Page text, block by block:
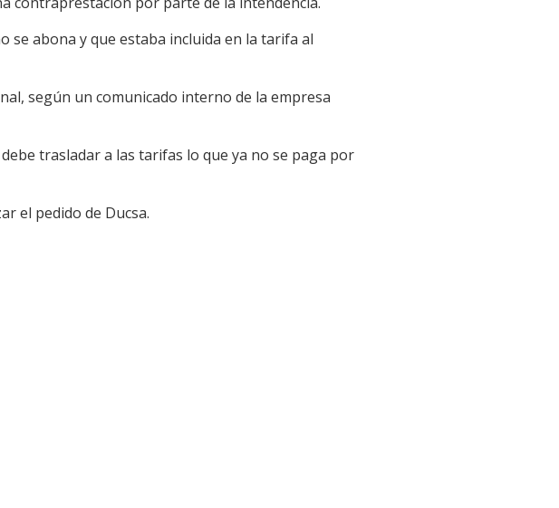
se abona y que estaba incluida en la tarifa al
según un comunicado interno de la empresa
trasladar a las tarifas lo que ya no se paga por
el pedido de Ducsa.